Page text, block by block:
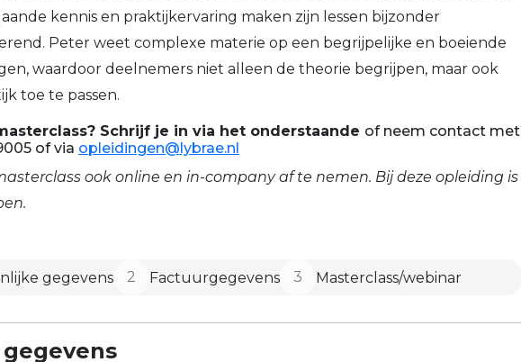
kennis en praktijkervaring maken zijn lessen bijzonder
Peter weet complexe materie op een begrijpelijke en boeiende
waardoor deelnemers niet alleen de theorie begrijpen, maar ook
toe te passen.
Schrijf je in via het onderstaande of neem contact met
of via opleidingen@lybrae.nl
ook online en in-company af te nemen. Bij deze opleiding is
gegevens 2 Factuurgegevens 3 Masterclass/webinar